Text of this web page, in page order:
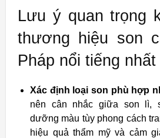
Lưu ý quan trọng
thương hiệu son
Pháp nổi tiếng nhất
Xác định loại son phù hợp
nên cân nhắc giữa son lì,
dưỡng màu tùy phong cách
hiệu quả thẩm mỹ và cảm